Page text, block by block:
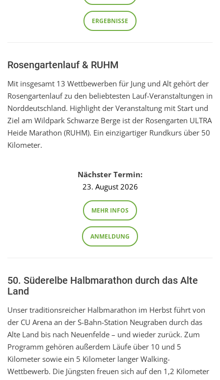
ERGEBNISSE
Rosengartenlauf & RUHM
Mit insgesamt 13 Wettbewerben für Jung und Alt gehört der
Rosengartenlauf zu den beliebtesten Lauf-Veranstaltungen in
Norddeutschland. Highlight der Veranstaltung mit Start und
Ziel am Wildpark Schwarze Berge ist der Rosengarten ULTRA
Heide Marathon (RUHM). Ein einzigartiger Rundkurs über 50
Kilometer.
Nächster Termin:
23. August 2026
MEHR INFOS
ANMELDUNG
50. Süderelbe Halbmarathon durch das Alte
Land
Unser traditionsreicher Halbmarathon im Herbst führt von
der CU Arena an der S-Bahn-Station Neugraben durch das
Alte Land bis nach Neuenfelde – und wieder zurück. Zum
Programm gehören außerdem Läufe über 10 und 5
Kilometer sowie ein 5 Kilometer langer Walking-
Wettbewerb. Die Jüngsten freuen sich auf den 1,2 Kilometer